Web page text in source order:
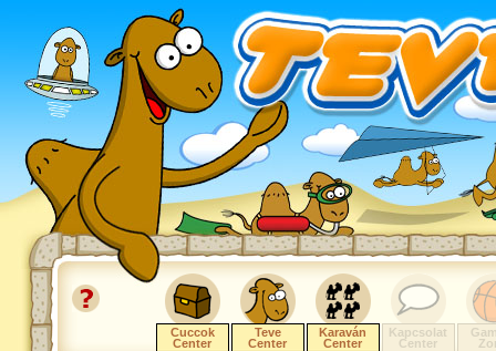
Cuccok
Center
Teve
Center
Karaván
Center
Kapcsolat
Center